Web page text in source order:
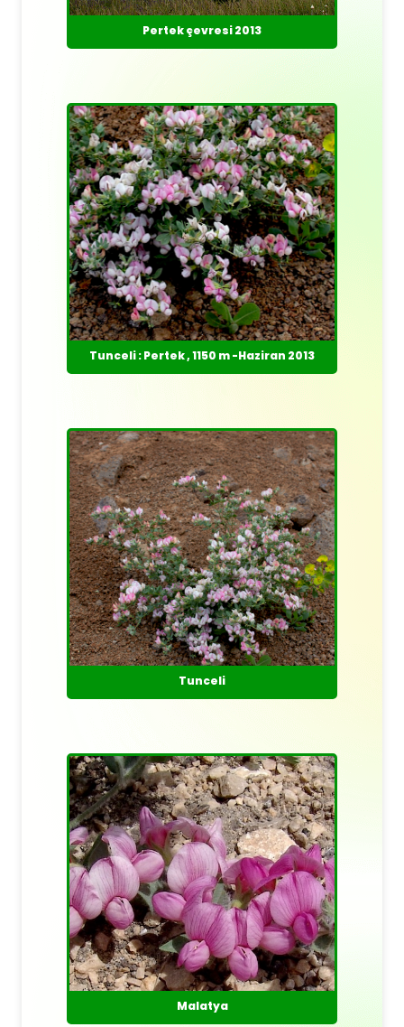
Pertek çevresi 2013
Tunceli : Pertek , 1150 m -Haziran 2013
Tunceli
Malatya